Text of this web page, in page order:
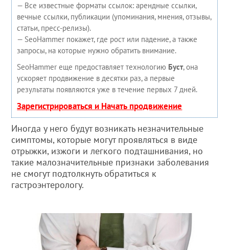
— Все известные форматы ссылок: арендные ссылки,
вечные ссылки, публикации (упоминания, мнения, отзывы,
статьи, пресс-релизы).
— SeoHammer покажет, где рост или падение, а также
запросы, на которые нужно обратить внимание.
SeoHammer еще предоставляет технологию Буст, она
ускоряет продвижение в десятки раз, а первые
результаты появляются уже в течение первых 7 дней.
Зарегистрироваться и Начать продвижение
Иногда у него будут возникать незначительные
симптомы, которые могут проявляться в виде
отрыжки, изжоги и легкого подташнивания, но
такие малозначительные признаки заболевания
не смогут подтолкнуть обратиться к
гастроэнтерологу.